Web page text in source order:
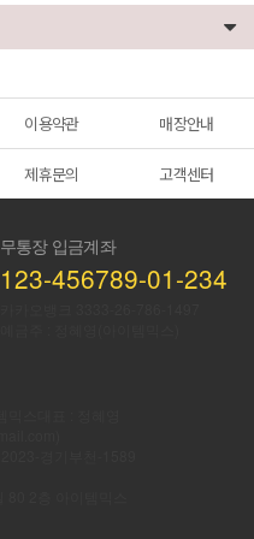
이용약관 매장안내
제휴문의 고객센터
무통장 입금계좌
123-456789-01-234